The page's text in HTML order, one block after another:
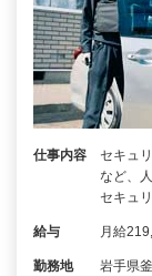
仕事内容
セキュ
など、
セキュ
給与 月給
勤務地 岩手県